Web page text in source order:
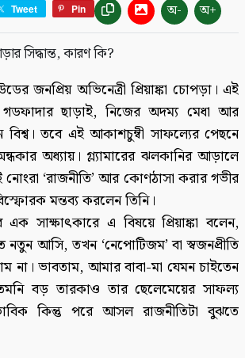
Tweet Pin অ- অ+
জনপ্রিয় অভিনেত্রী প্রিয়াঙ্কা চোপড়া। এই
ছাড়াই, নিজের অদম্য মেধা আর
তবে এই আকাশচুম্বী সাফল্যের পেছনে
অধ্যায়। গ্ল্যামারের ঝলকানির আড়ালে
‘রাজনীতি’ আর কোণঠাসা করার গভীর
মন্তব্য করলেন তিনি।
এক সাক্ষাৎকারে এ বিষয়ে প্রিয়াঙ্কা বলেন,
নতুন আসি, তখন ‘নেপোটিজম’ বা স্বজনপ্রীতি
না। ভাবতাম, আমার বাবা-মা যেমন চাইতেন
বড় তারকাও তার ছেলেমেয়ের সাফল্য
কিন্তু পরে আসল রাজনীতিটা বুঝতে